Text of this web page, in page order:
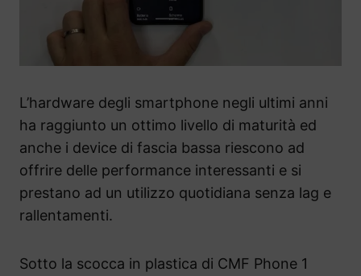
L’hardware degli smartphone negli ultimi anni
ha raggiunto un ottimo livello di maturità ed
anche i device di fascia bassa riescono ad
offrire delle performance interessanti e si
prestano ad un utilizzo quotidiana senza lag e
rallentamenti.
Sotto la scocca in plastica di CMF Phone 1